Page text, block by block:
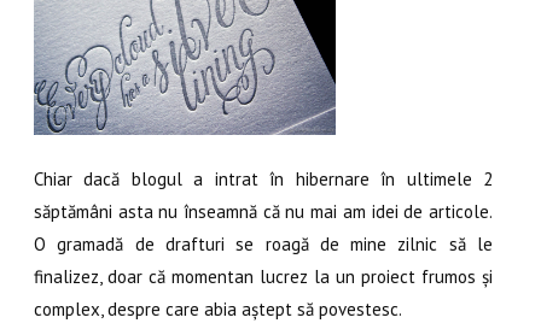
Chiar dacă blogul a intrat în hibernare în ultimele 2
săptămâni asta nu înseamnă că nu mai am idei de articole.
O gramadă de drafturi se roagă de mine zilnic să le
finalizez, doar că momentan lucrez la un proiect frumos și
complex, despre care abia aștept să povestesc.